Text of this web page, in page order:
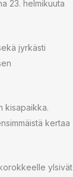
23. helmikuuta
jyrkästi
kisapaikka.
kertaa
ylsivät